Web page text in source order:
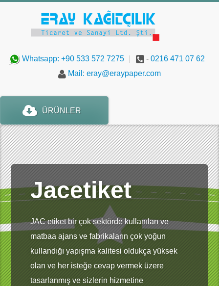
Whatsapp: +90 533 572 7275 - 0216 471 07 62
Mail: eray@eraypaper.com
ÜRÜNLER
Jacetiket
JAC etiket bir çok sektörde kullanılan ve
matbaa ajans ve fabrikaların çok yoğun
kullandığı yapışma kalitesi oldukça yüksek
olan ve her isteğe cevap vermek üzere
tasarlanmış ve sizlerin hizmetine